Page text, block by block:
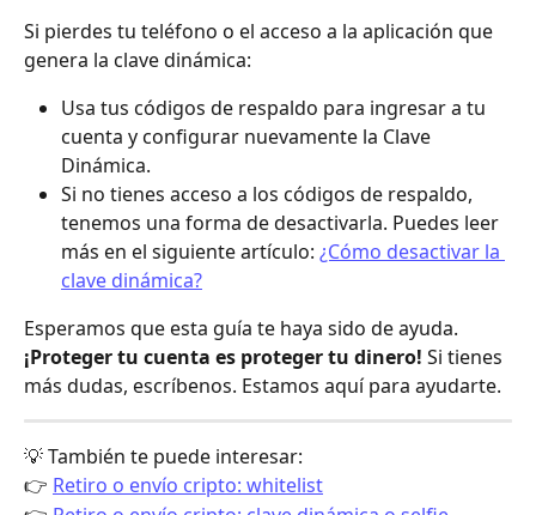
Si pierdes tu teléfono o el acceso a la aplicación que
genera la clave dinámica:
Usa tus códigos de respaldo para ingresar a tu
cuenta y configurar nuevamente la Clave
Dinámica.
Si no tienes acceso a los códigos de respaldo,
tenemos una forma de desactivarla. Puedes leer
más en el siguiente artículo: ¿Cómo desactivar la
clave dinámica?
Esperamos que esta guía te haya sido de ayuda.
¡Proteger tu cuenta es proteger tu dinero! Si tienes
más dudas, escríbenos. Estamos aquí para ayudarte.
💡 También te puede interesar:
👉 Retiro o envío cripto: whitelist